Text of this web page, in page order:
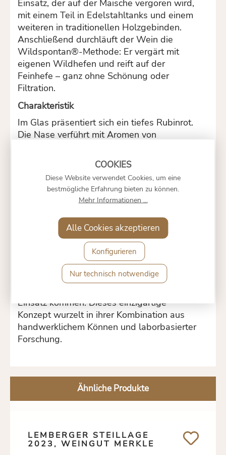
Einsatz, der auf der Maische vergoren wird,
mit einem Teil in Edelstahltanks und einem
weiteren in traditionellen Holzgebinden.
Anschließend durchläuft der Wein die
Wildspontan®-Methode: Er vergärt mit
eigenen Wildhefen und reift auf der
Feinhefe – ganz ohne Schönung oder
Filtration.
Charakteristik
Im Glas präsentiert sich ein tiefes Rubinrot.
Die Nase verführt mit Aromen von
Piment. Am Gaumen zeigt der Wein Eleganz
und Struktur zugleich: feingliedrige Tannine
und präsente Mineralität verleihen ihm
Saftigkeit und Klarheit.
Georg und Anja Merkle kultivieren auf rund
12 ha am Ochsenbacher Stromberg eine
Vielzahl klassischer Rebsorten. Seit 2010
nutzen sie ihre betriebseigene Methode –
Wildspontan® – bei der ausschließlich im
Einsatz kommen. Dieses einzigartige
Konzept wurzelt in ihrer Kombination aus
handwerklichem Können und laborbasierter
Forschung.
Ähnliche Produkte
LEMBERGER STEILLAGE
2023, WEINGUT MERKLE
Diese Website verwendet Cookies, um eine
bestmögliche Erfahrung bieten zu können.
Mehr Informationen ...
Nur technisch notwendige
Konfigurieren
Alle Cookies akzeptieren